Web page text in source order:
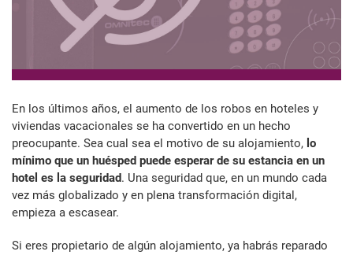
En los últimos años, el aumento de los robos en hoteles y
viviendas vacacionales se ha convertido en un hecho
preocupante. Sea cual sea el motivo de su alojamiento, lo
mínimo que un huésped puede esperar de su estancia en un
hotel es la seguridad. Una seguridad que, en un mundo cada
vez más globalizado y en plena transformación digital,
empieza a escasear.
Si eres propietario de algún alojamiento, ya habrás reparado